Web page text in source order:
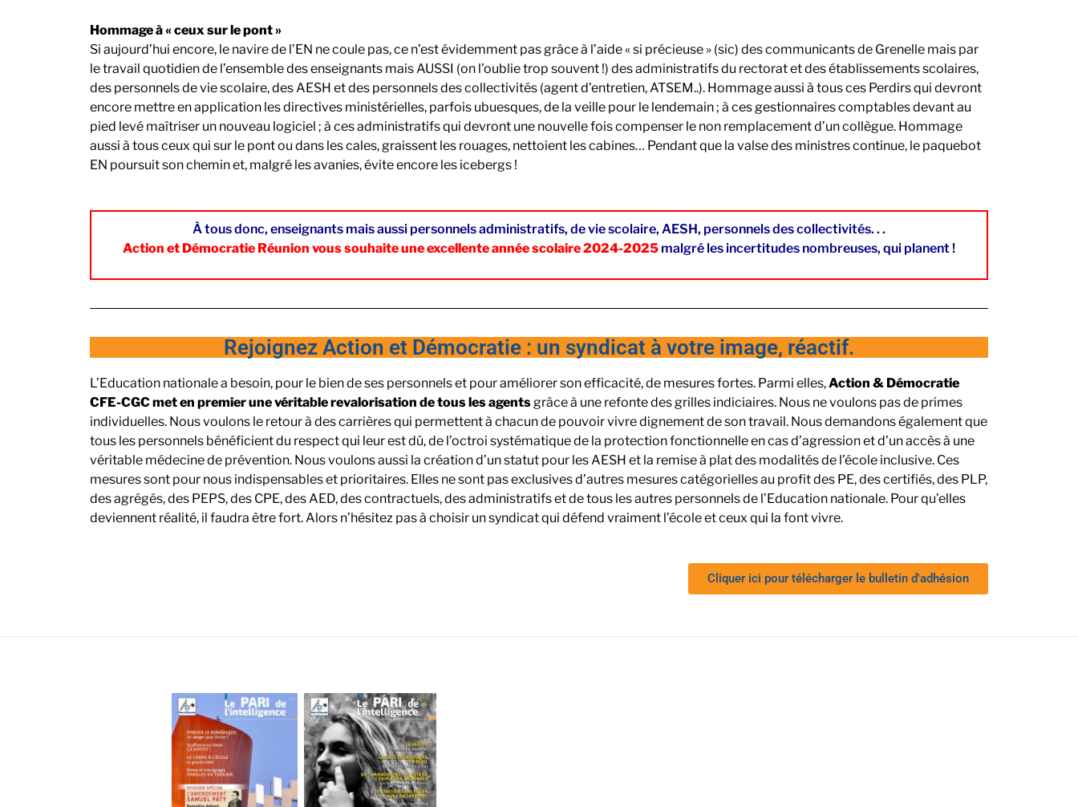
Hommage à « ceux sur le pont »
Si aujourd’hui encore, le navire de l’EN ne coule pas, ce n’est évidemment pas grâce à l’aide « si précieuse » (sic) des communicants de Grenelle mais par
le travail quotidien de l’ensemble des enseignants mais AUSSI (on l’oublie trop souvent !) des administratifs du rectorat et des établissements scolaires,
des personnels de vie scolaire, des AESH et des personnels des collectivités (agent d’entretien, ATSEM..). Hommage aussi à tous ces Perdirs qui devront
encore mettre en application les directives ministérielles, parfois ubuesques, de la veille pour le lendemain ; à ces gestionnaires comptables devant au
pied levé maîtriser un nouveau logiciel ; à ces administratifs qui devront une nouvelle fois compenser le non remplacement d’un collègue. Hommage
aussi à tous ceux qui sur le pont ou dans les cales, graissent les rouages, nettoient les cabines… Pendant que la valse des ministres continue, le paquebot
EN poursuit son chemin et, malgré les avanies, évite encore les icebergs !
​À tous donc, enseignants mais aussi personnels administratifs, de vie scolaire, AESH, personnels des collectivités. . .
Action et Démocratie Réunion vous souhaite une excellente année scolaire 2024-2025 malgré les incertitudes nombreuses, qui planent !​​
Rejoignez Action et Démocratie : un syndicat à votre image, réactif.
L’Education nationale a besoin, pour le bien de ses personnels et pour améliorer son efficacité, de mesures fortes. Parmi elles,Action & Démocratie
CFE-CGC met en premier une véritable revalorisation de tous les agents grâce à une refonte des grilles indiciaires. Nous ne voulons pas de primes
individuelles. Nous voulons le retour à des carrières qui permettent à chacun de pouvoir vivre dignement de son travail. Nous demandons également que
tous les personnels bénéficient du respect qui leur est dû, de l’octroi systématique de la protection fonctionnelle en cas d’agression et d’un accès à une
véritable médecine de prévention. Nous voulons aussi la création d’un statut pour les AESH et la remise à plat des modalités de l’école inclusive. Ces
mesures sont pour nous indispensables et prioritaires. Elles ne sont pas exclusives d’autres mesures catégorielles au profit des PE, des certifiés, des PLP,
des agrégés, des PEPS, des CPE, des AED, des contractuels, des administratifs et de tous les autres personnels de l’Education nationale. Pour qu’elles
deviennent réalité, il faudra être fort. Alors n’hésitez pas à choisir un syndicat qui défend vraiment l’école et ceux qui la font vivre.
Cliquer ici pour télécharger le bulletin d'adhésion